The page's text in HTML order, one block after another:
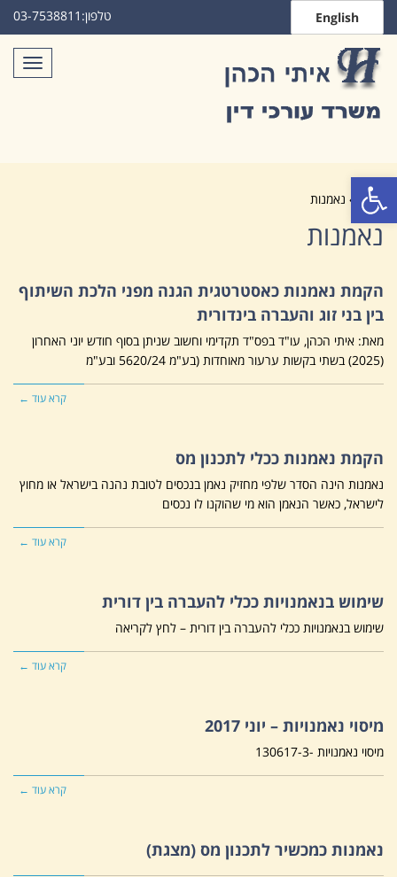
פתח סרגל נגישות
English טלפון: 03-7538811
תפריט
ראשי » נאמנות
נאמנות
הקמת נאמנות כאסטרטגית הגנה מפני הלכת השיתוף
בין בני זוג והעברה בינדורית
מאת: איתי הכהן, עו"ד בפס"ד תקדימי וחשוב שניתן בסוף חודש יוני האחרון
(2025) בשתי בקשות ערעור מאוחדות (בע"מ 5620/24 ובע"מ
קרא עוד ←
הקמת נאמנות ככלי לתכנון מס
נאמנות הינה הסדר שלפי מחזיק נאמן בנכסים לטובת נהנה בישראל או מחוץ
לישראל, כאשר הנאמן הוא מי שהוקנו לו נכסים
קרא עוד ←
שימוש בנאמנויות ככלי להעברה בין דורית
שימוש בנאמנויות ככלי להעברה בין דורית – לחץ לקריאה
קרא עוד ←
מיסוי נאמנויות – יוני 2017
מיסוי נאמנויות -130617-3
קרא עוד ←
נאמנות כמכשיר לתכנון מס (מצגת)